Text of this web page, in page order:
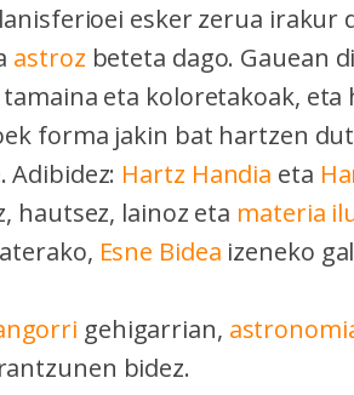
esker zerua irakur
astroz beteta dago. Gauean
eta koloretakoak, eta
forma jakin bat hartzen
Adibidez: Hartz Handia eta
hautsez, lainoz eta materia
Esne Bidea izeneko
gehigarrian,
bidez.